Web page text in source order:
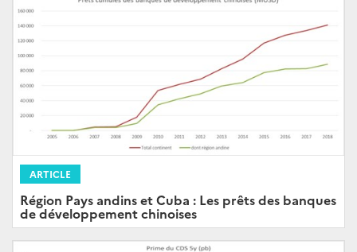
ARTICLE
Région Pays andins et Cuba : Les prêts des banques
de développement chinoises